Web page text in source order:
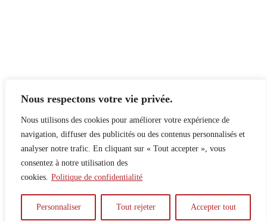
Nous respectons votre vie privée.
Nous utilisons des cookies pour améliorer votre expérience de
navigation, diffuser des publicités ou des contenus personnalisés et
analyser notre trafic. En cliquant sur « Tout accepter », vous
consentez à notre utilisation des
cookies. Politique de confidentialité
Personnaliser Tout rejeter Accepter tout